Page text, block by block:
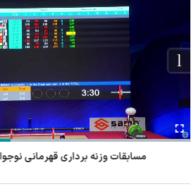
مسابقات وزنه برداری قهرمانی